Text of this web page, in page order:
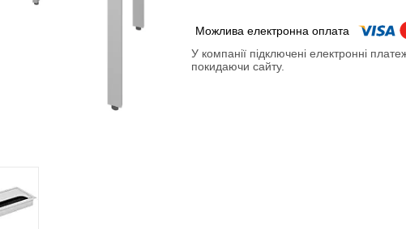
У компанії підключені електронні
покидаючи сайту.